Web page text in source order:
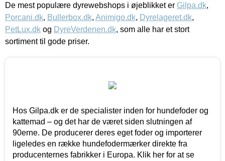
De mest populære dyrewebshops i øjeblikket er Gilpa.dk,
Porcani.dk, Bullerbox.dk, Animigo.dk, Dyrelageret.dk,
PetLux.dk og DyreVerdenen.dk, som alle har et stort
sortiment til gode priser.
Hos Gilpa.dk er de specialister inden for hundefoder og
kattemad – og det har de været siden slutningen af
90erne. De producerer deres eget foder og importerer
ligeledes en række hundefodermærker direkte fra
producenternes fabrikker i Europa. Klik her for at se